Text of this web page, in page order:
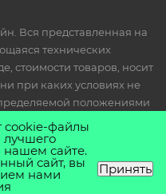
Вся представленная на
технических
стоимости товаров, носит
при каких условиях не
положениями
кодекса РФ.
cookie-файлы
лучшего
нашем сайте.
сайт, вы
нами Принять